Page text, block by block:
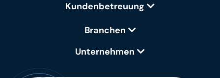
Kundenbetreuung
Branchen
Unternehmen